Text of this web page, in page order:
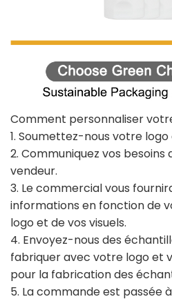
Comment personnaliser
1. Soumettez-nous votre
2. Communiquez vos
vendeur.
3. Le commercial vous
informations en fonction de
logo et de vos visuels.
4. Envoyez-nous des
fabriquer avec votre logo et
pour la fabrication des
5. La commande est passée